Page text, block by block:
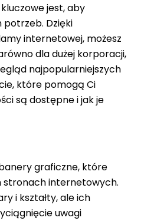
jest, aby
potrzeb. Dzięki
internetowej, możesz
dla dużej korporacji,
najpopularniejszych
które pomogą Ci
są dostępne i jak je
graficzne, które
stronach internetowych.
i kształty, ale ich
uwagi